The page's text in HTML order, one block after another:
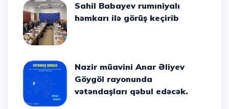
Sahil Babayev rumıniyalı
həmkarı ilə görüş keçirib
Nazir müavini Anar Əliyev
Göygöl rayonunda
vətəndaşları qəbul edəcək.